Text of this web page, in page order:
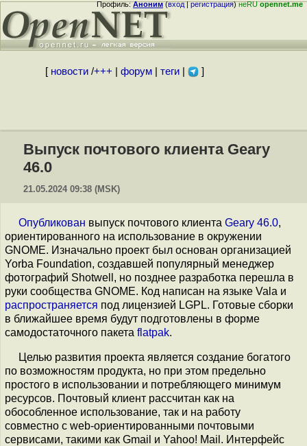
Профиль:Аноним(вход|регистрация)неRUopennet.me
[ новости/+++ форум| теги| ]
Выпуск почтового клиента Geary
46.0
21.05.2024 09:38 (MSK)
Опубликован выпуск почтового клиента Geary 46.0,
ориентированного на использование в окружении
GNOME. Изначально проект был основан организацией
Yorba Foundation, создавшей популярный менеджер
фотографий Shotwell, но позднее разработка перешла в
руки сообщества GNOME. Код написан на языке Vala и
распространяется под лицензией LGPL. Готовые сборки
в ближайшее время будут подготовлены в форме
самодостаточного пакета flatpak.
Целью развития проекта является создание богатого
по возможностям продукта, но при этом предельно
простого в использовании и потребляющего минимум
ресурсов. Почтовый клиент рассчитан как на
обособленное использование, так и на работу
совместно с web-ориентированными почтовыми
сервисами, такими как Gmail и Yahoo! Mail. Интерфейс